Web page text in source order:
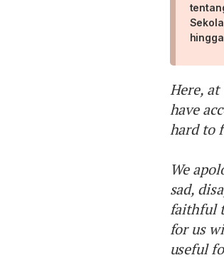
Here,
have
hard to
We
sad,
faithful
for us
useful